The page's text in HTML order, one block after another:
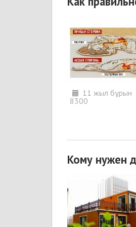
11 жыл бұрын
8300
Кому нужен